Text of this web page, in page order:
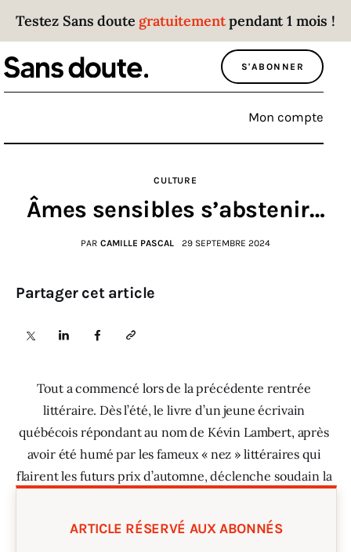
Testez Sans doute gratuitementpendant 1 mois !
S'ABONNER
Mon compte
Sans doute
Parce que plus personne n’écoute les gens
qui ont des choses à dire.
Politique
Sport
Société
Sciences
Humour
CULTURE
Âmes sensibles s’abstenir…
PAR CAMILLE PASCAL 29 SEPTEMBRE 2024
Partager cet article
Tout a commencé lors de la précédente rentrée
littéraire. Dès l’été, le livre d’un jeune écrivain
québécois répondant au nom de Kévin Lambert, après
avoir été humé par les fameux « nez » littéraires qui
flairent les futurs prix d’automne, déclenche soudain la
ARTICLE RÉSERVÉ AUX ABONNÉS